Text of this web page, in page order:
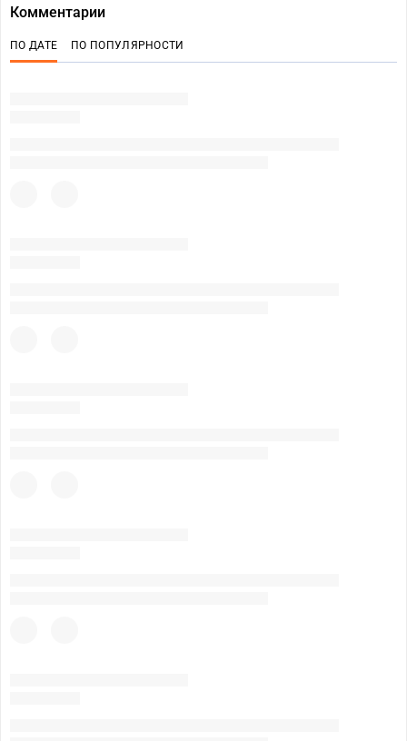
Комментарии
ПО ДАТЕ ПО ПОПУЛЯРНОСТИ